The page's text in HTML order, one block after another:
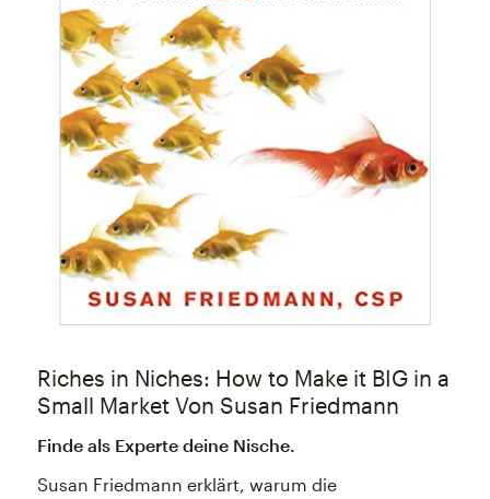
Riches in Niches: How to Make it BIG in a
Small Market Von Susan Friedmann
Finde als Experte deine Nische.
Susan Friedmann erklärt, warum die